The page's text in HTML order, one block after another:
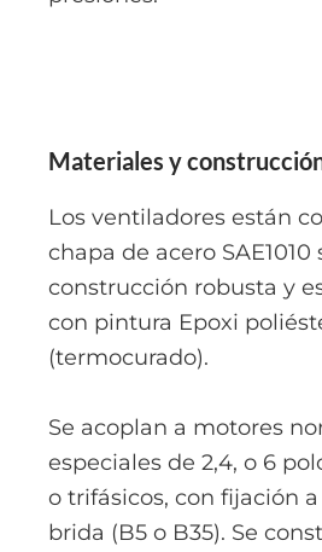
Materiales y
Los ventiladores están
chapa de acero
construcción robusta y
con pintura Epoxi
(termocurado).
Se acoplan a motores
especiales de 2,4, o 6
o trifásicos, con fijación
brida (B5 o B35). Se